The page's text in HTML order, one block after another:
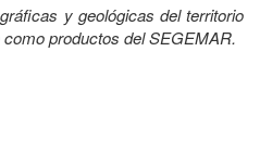
y geológicas del territorio
productos del SEGEMAR.